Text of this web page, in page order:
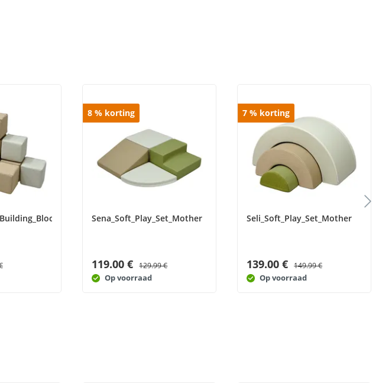
8% korting
Sena_Soft_Play_Set_Mother
119.00 € 129.99 €
Op voorraad
7% korting
Seli_Soft_Play_Set_Mother
139.00 € 149.99 €
Op voorraad